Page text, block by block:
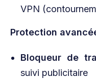
VPN
Protection
Bloqueur de
suivi publicitaire